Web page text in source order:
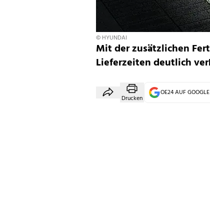
© HYUNDAI
Mit der zusätzlichen
Lieferzeiten deutlich
Drucken
OE24 AUF